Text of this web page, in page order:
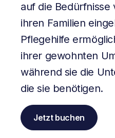
auf die Bedürfnisse
ihren Familien
Pflegehilfe
ihrer gewohnten
während sie die
die sie benötigen.
Jetzt buchen